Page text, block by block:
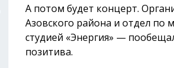
А потом будет концерт.
Азовского района и отдел по
студией «Энергия» —
позитива.